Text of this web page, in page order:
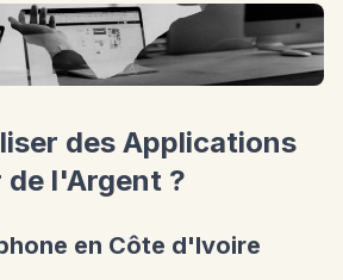
des Applications
de l'Argent ?
en Côte d'Ivoire